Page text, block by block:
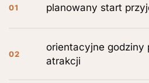
01 planowany start
02
orientacyjne godziny
atrakcji